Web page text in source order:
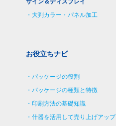
大判カラー・パネル加工
お役立ちナビ
パッケージの役割
パッケージの種類と特徴
印刷方法の基礎知識
什器を活用して売り上げアップ